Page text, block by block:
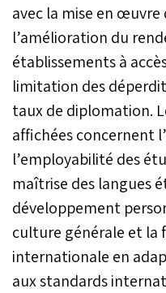
avec la mise en
l’amélioration du
établissements à
limitation des
taux de diplomation.
affichées concernent
l’employabilité des
maîtrise des langues
développement
culture générale et la
internationale en
aux standards